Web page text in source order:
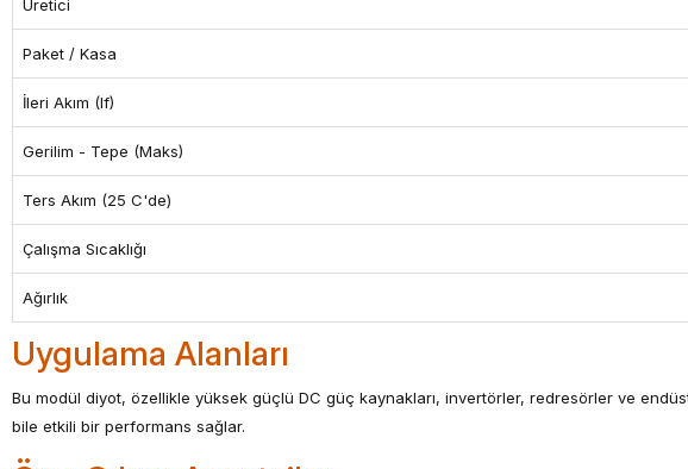
Üretici
Paket / Kasa
İleri Akım (If)
Gerilim - Tepe (Maks)
Ters Akım (25 C'de)
Çalışma Sıcaklığı
Ağırlık
Uygulama Alanları
Bu modül diyot, özellikle yüksek güçlü DC güç kaynakları, invertörler, redresörler ve
bile etkili bir performans sağlar.